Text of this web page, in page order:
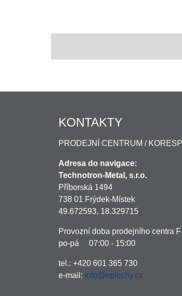
KONTAKTY
PRODEJNÍ CENTRUM /
Adresa do navigace:
Technotron-Metal, s.r.o.
Příborská 1494
738 01 Frýdek-Místek
49.672593, 18.329715
Provozní doba prodejního centra
po-pá 07:00 - 15:00
tel.: +420 601 365 730
e-mail: info@eplechy.cz